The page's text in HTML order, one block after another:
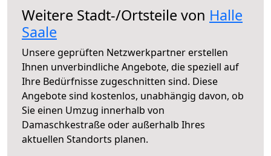
Weitere Stadt-/Ortsteile von Halle
Saale
Unsere geprüften Netzwerkpartner erstellen
Ihnen unverbindliche Angebote, die speziell auf
Ihre Bedürfnisse zugeschnitten sind. Diese
Angebote sind kostenlos, unabhängig davon, ob
Sie einen Umzug innerhalb von
Damaschkestraße oder außerhalb Ihres
aktuellen Standorts planen.